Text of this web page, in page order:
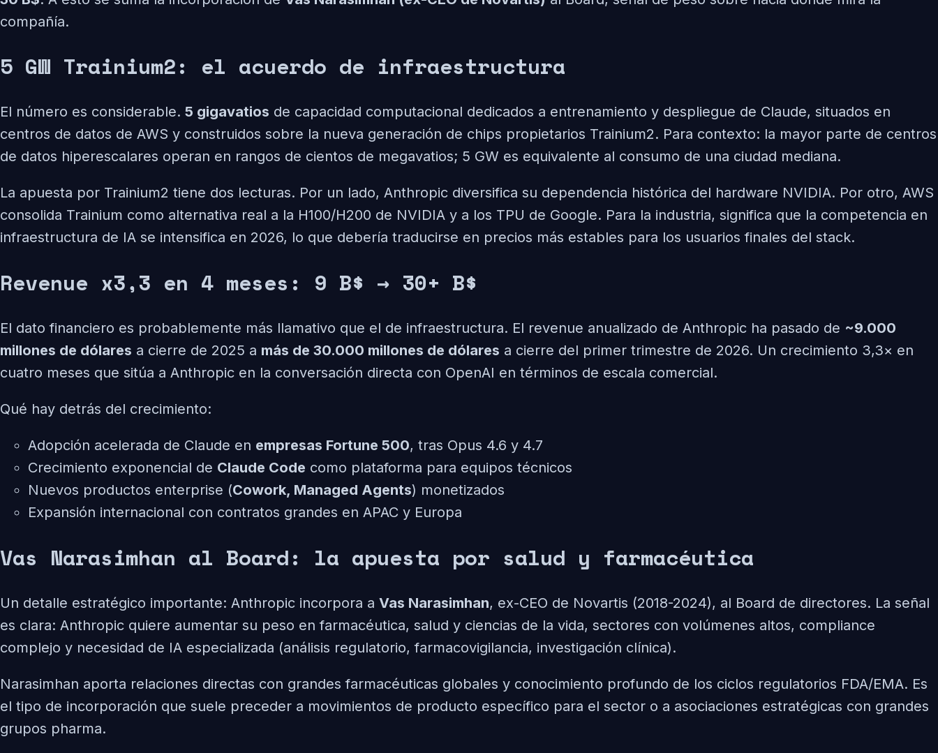
compañía.
5 GW Trainium2: el acuerdo de infraestructura
El número es considerable. 5 gigavatios de capacidad computacional dedicados a entrenamiento y despliegue de Claude, situados en
centros de datos de AWS y construidos sobre la nueva generación de chips propietarios Trainium2. Para contexto: la mayor parte de centros
de datos hiperescalares operan en rangos de cientos de megavatios; 5 GW es equivalente al consumo de una ciudad mediana.
La apuesta por Trainium2 tiene dos lecturas. Por un lado, Anthropic diversifica su dependencia histórica del hardware NVIDIA. Por otro, AWS
consolida Trainium como alternativa real a la H100/H200 de NVIDIA y a los TPU de Google. Para la industria, significa que la competencia en
infraestructura de IA se intensifica en 2026, lo que debería traducirse en precios más estables para los usuarios finales del stack.
Revenue x3,3 en 4 meses: 9 B$ → 30+ B$
El dato financiero es probablemente más llamativo que el de infraestructura. El revenue anualizado de Anthropic ha pasado de ~9.000
millones de dólares a cierre de 2025 a más de 30.000 millones de dólares a cierre del primer trimestre de 2026. Un crecimiento 3,3× en
cuatro meses que sitúa a Anthropic en la conversación directa con OpenAI en términos de escala comercial.
Qué hay detrás del crecimiento:
Adopción acelerada de Claude en empresas Fortune 500, tras Opus 4.6 y 4.7
Crecimiento exponencial de Claude Code como plataforma para equipos técnicos
Nuevos productos enterprise (Cowork, Managed Agents) monetizados
Expansión internacional con contratos grandes en APAC y Europa
Vas Narasimhan al Board: la apuesta por salud y farmacéutica
Un detalle estratégico importante: Anthropic incorpora a Vas Narasimhan, ex-CEO de Novartis (2018-2024), al Board de directores. La señal
es clara: Anthropic quiere aumentar su peso en farmacéutica, salud y ciencias de la vida, sectores con volúmenes altos, compliance
complejo y necesidad de IA especializada (análisis regulatorio, farmacovigilancia, investigación clínica).
Narasimhan aporta relaciones directas con grandes farmacéuticas globales y conocimiento profundo de los ciclos regulatorios FDA/EMA. Es
el tipo de incorporación que suele preceder a movimientos de producto específico para el sector o a asociaciones estratégicas con grandes
grupos pharma.